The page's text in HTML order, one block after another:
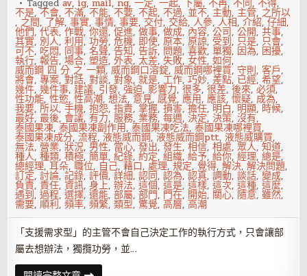
業
也
很
重
要
Taggedav, ig, mail, ng,一定,一起,下屬,不再,不同,不得,
不是,不會,不滿,不能,不要,不起,不過,並不,主動,主管, 之所以
, 之間, 了解,事實,事情,事要, 交付, 交給,人參,人相,介紹,仔細,
他們,代表,作戰,你還,促進,做事,做成, 內容,公司,公開,共事,
其實, 別人,利用,功勞,危機, 即使,原本,原諒, 受到, 只是, 只會,
可不, 吃悶, 同事,名聲,告知,告訴, 問題,喜歡,單獨, 因為, 困擾,
執行,報告,場合,塑造,外表,太差,失敗,女性,如何,
威而鋼 四 分 之 一顆,威而鋼口溶錠,威而鋼哪裡買,守則,客戶,
將會,專案,對話,對談,對象,就是,工作,巧妙,差點, 已經,希望,
幾件,幾件事, 建議, 引發,強迫, 影響力,很多,很差,後來,必須,
性功能,性慾,性高潮,想法, 意見,感覺,應用,應該,懷疑, 成為,
我要,所以,手機,抱怨,指責,掌握,損害,擔任, 明白, 明顯, 時候,
最好,最後, 會議,有力,服務, 業務,每週,決定,決策,沒有,
泰國果凍,泰國果凍副作用,泰國果凍吃法,泰國果凍哪裡買,
泰國果凍成分,流程,液態威而鋼,液態威而鋼ptt,液態威購買,
無法,營業,狀況, 男性, 當心,發出,發生,相信,相處,眾人,知道,
種人,種類,積極,簡單,紀錄,約定,組織,給予,給你,經理,總是,
總經理,耳朵,職位, 自己,藉口,處理,規定, 覺得,解決,解決問題,
訂定,討論,記錄,評價,詳細,認同,認為,認真,調動,談話,變成,
負責,責任,資訊,身上,辦法,這個,這是,這樣,這次,這種,這麼,
遇到,過程,選擇,還能,部屬,部門, 門在, 開始, 關心, 隨意,雖然,
需要,順利,頻率,頻繁,類型,驚覺,高層,高潮
「支援需求型」的主管不會自己決定工作的執行方式，只會讓部
屬去想辦法，獨攬功勞，並…